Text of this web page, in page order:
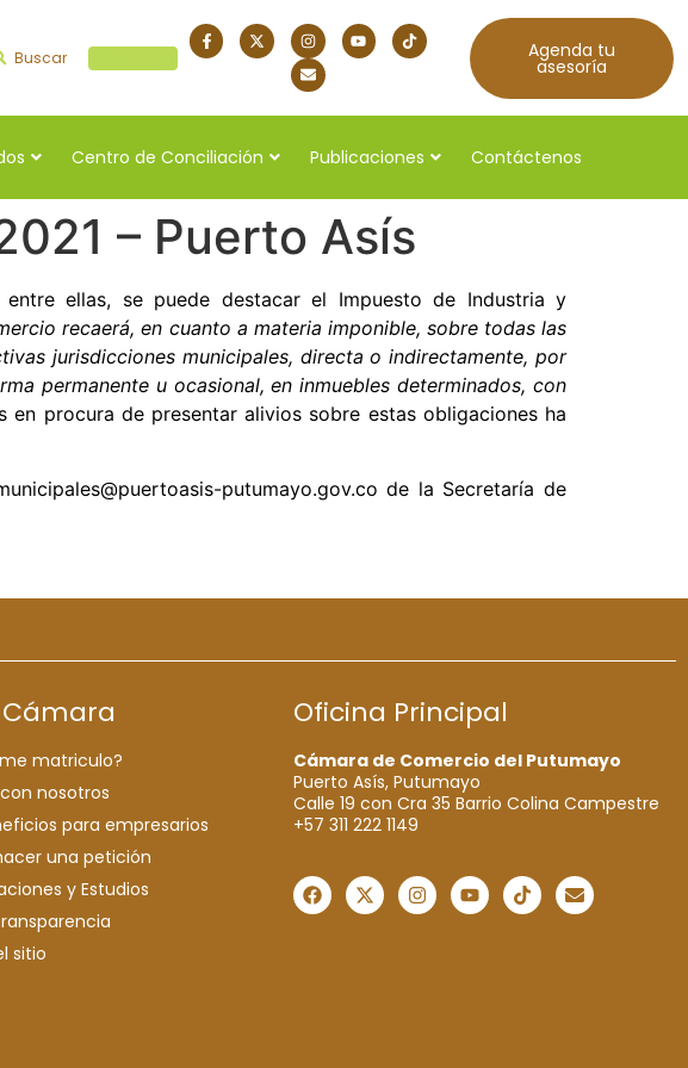
Buscar Agenda tu
asesoría
Centro de Conciliación Publicaciones Contáctenos
– Puerto Asís
ellas, se puede destacar el Impuesto de Industria y
recaerá, en cuanto a materia imponible, sobre todas las
jurisdicciones municipales, directa o indirectamente, por
permanente u ocasional, en inmuebles determinados, con
procura de presentar alivios sobre estas obligaciones ha
putumayo.gov.co de la Secretaría de
matriculo?
nosotros
para empresarios
una petición
y Estudios
sitio
Oficina Principal
Cámara de Comercio del Putumayo
Puerto Asís, Putumayo
Calle 19 con Cra 35 Barrio Colina Campestre
+57 311 222 1149